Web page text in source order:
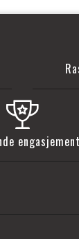
engasjement